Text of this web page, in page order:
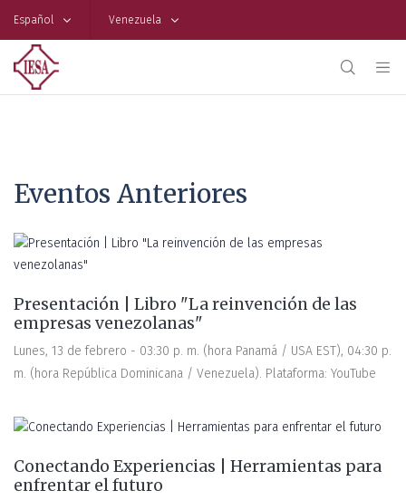
Español Venezuela
Eventos Anteriores
Presentación | Libro "La reinvención de las
empresas venezolanas"
Lunes, 13 de febrero - 03:30 p. m. (hora Panamá / USA EST), 04:30 p.
m. (hora República Dominicana / Venezuela). Plataforma: YouTube
Conectando Experiencias | Herramientas para
enfrentar el futuro